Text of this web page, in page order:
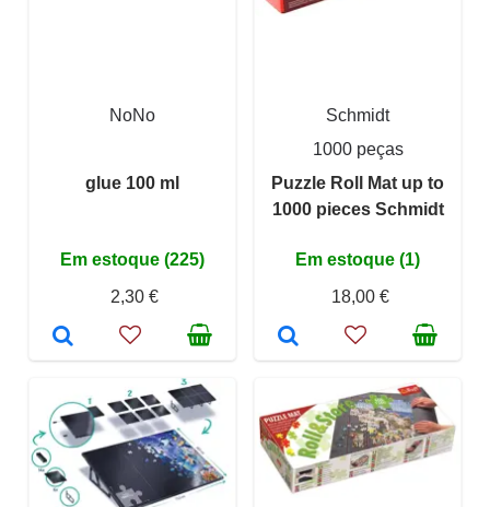
NoNo
glue 100 ml
Em estoque (225)
2,30 €
Schmidt
1000 peças
Puzzle Roll Mat up to
1000 pieces Schmidt
Em estoque (1)
18,00 €